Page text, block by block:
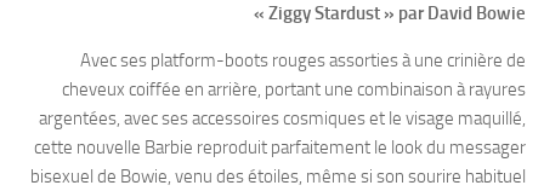
« Ziggy Stardust » par David Bowie
Avec ses platform-boots rouges assorties à une crinière de
cheveux coiffée en arrière, portant une combinaison à rayures
argentées, avec ses accessoires cosmiques et le visage maquillé,
cette nouvelle Barbie reproduit parfaitement le look du messager
bisexuel de Bowie, venu des étoiles, même si son sourire habituel